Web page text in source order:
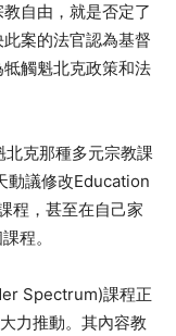
自由，就是否定了
案的法官認為基督
觸魁北克政策和法
克那種多元宗教課
動議修改Education
程，甚至在自己家
程。
Spectrum)課程正
力推動。其內容教